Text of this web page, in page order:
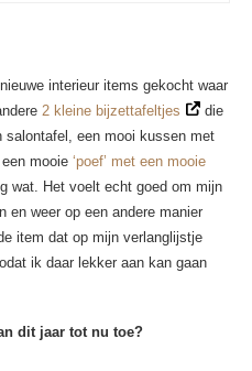
interieur items gekocht waar
2 kleine bijzettafeltjes
die
een mooi kussen met
mooie ‘poef’ met een mooie
wat. Het voelt echt goed om mijn
en weer op een andere manier
item dat op mijn verlanglijstje
ik daar lekker aan kan gaan
dit jaar tot nu toe?